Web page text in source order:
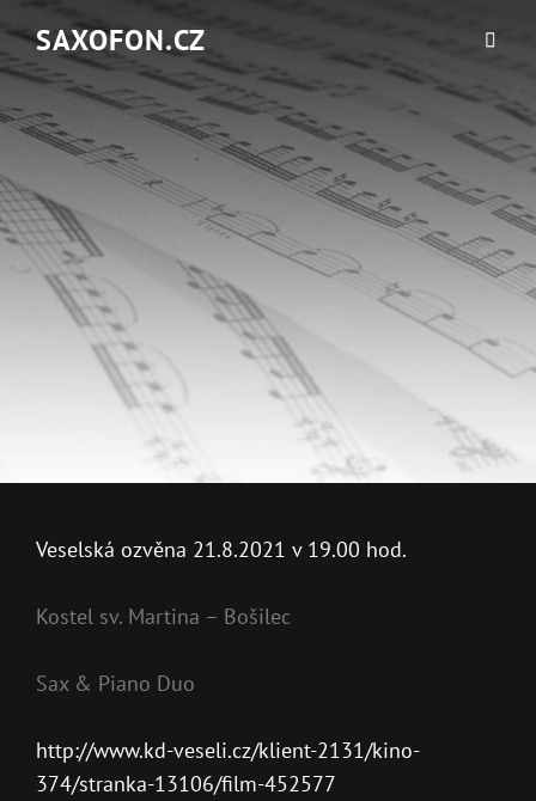
SAXOFON.CZ
Veselská ozvěna 21.8.2021 v 19.00 hod.
Kostel sv. Martina – Bošilec
Sax & Piano Duo
http://www.kd-veseli.cz/klient-2131/kino-
374/stranka-13106/film-452577